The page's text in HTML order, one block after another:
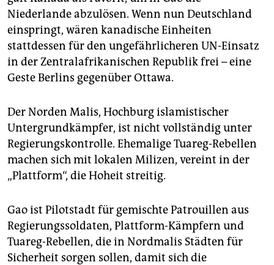
Niederlande abzulösen. Wenn nun Deutschland
einspringt, wären kanadische Einheiten
stattdessen für den ungefährlicheren UN-Einsatz
in der Zentralafrikanischen Republik frei – eine
Geste Berlins gegenüber Ottawa.
Der Norden Malis, Hochburg islamistischer
Untergrundkämpfer, ist nicht vollständig unter
Regierungskontrolle. Ehemalige Tuareg-Rebellen
machen sich mit lokalen Milizen, vereint in der
„Plattform“, die Hoheit streitig.
Gao ist Pilotstadt für gemischte Patrouillen aus
Regierungssoldaten, Plattform-Kämpfern und
Tuareg-Rebellen, die in Nordmalis Städten für
Sicherheit sorgen sollen, damit sich die